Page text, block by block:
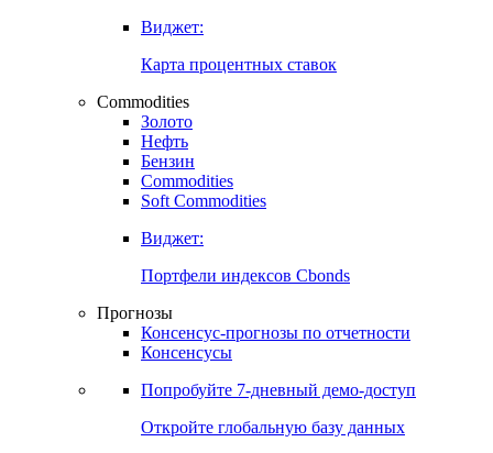
Виджет:
Карта процентных ставок
Commodities
Золото
Нефть
Бензин
Commodities
Soft Commodities
Виджет:
Портфели индексов Cbonds
Прогнозы
Консенсус-прогнозы по отчетности
Консенсусы
Попробуйте 7-дневный демо-доступ
Откройте глобальную базу данных